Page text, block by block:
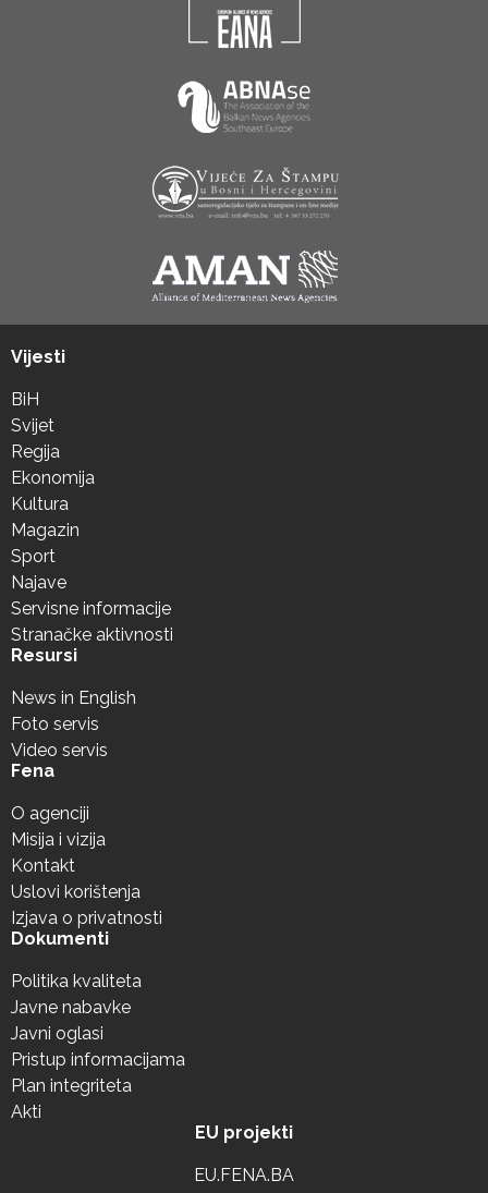
Vijesti
BiH
Svijet
Regija
Ekonomija
Kultura
Magazin
Sport
Najave
Servisne informacije
Stranačke aktivnosti
Resursi
News in English
Foto servis
Video servis
Fena
O agenciji
Misija i vizija
Kontakt
Uslovi korištenja
Izjava o privatnosti
Dokumenti
Politika kvaliteta
Javne nabavke
Javni oglasi
Pristup informacijama
Plan integriteta
Akti
EU projekti
EU.FENA.BA